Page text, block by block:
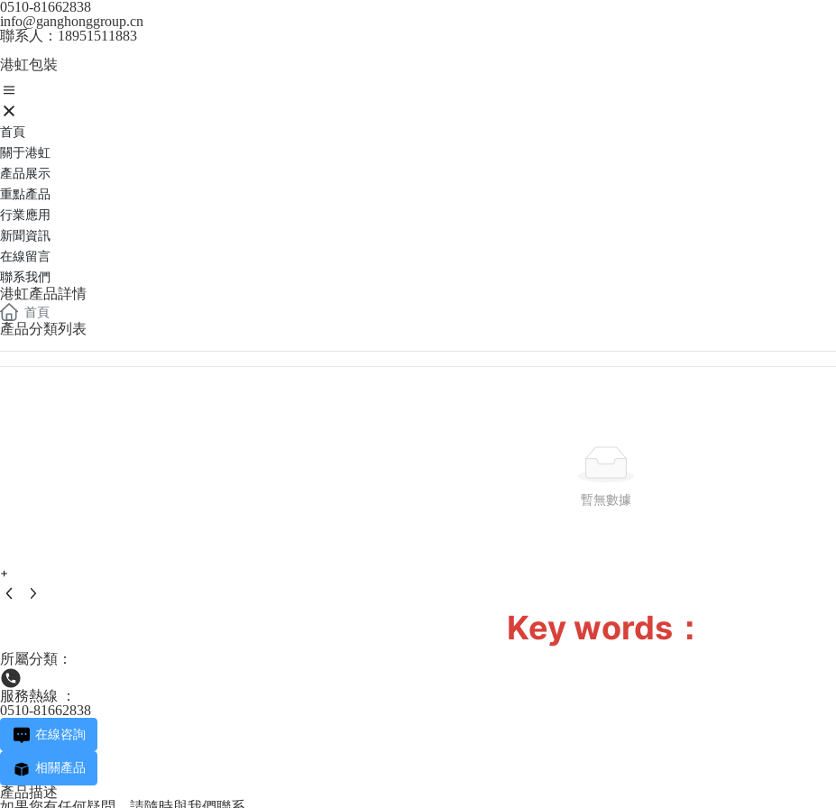
0510-81662838
info@ganghonggroup.cn
聯系人：18951511883
港虹包裝
首頁
關于港虹
產品展示
重點產品
行業應用
新聞資訊
在線留言
聯系我們
港虹產品詳情
首頁
產品分類列表
暫無數據
+
Key words：
所屬分類：
服務熱線 ：
0510-81662838
在線咨詢
相關產品
產品描述